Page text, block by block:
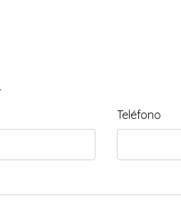
Teléfono